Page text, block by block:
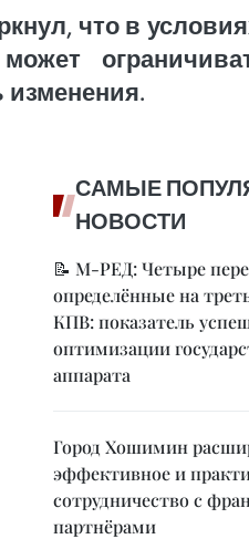
что в
изменения.
САМЫЕ
НОВОСТИ
📝 М-РЕД: Четыре
определённые на
КПВ: показатель
оптимизации
аппарата
Город Хошимин
эффективное и
сотрудничество с
партнёрами